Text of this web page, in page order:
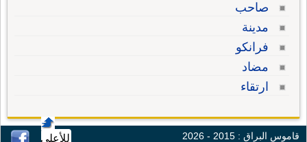
صاحب
مدينة
فرانكو
مضاد
ارتقاء
للأعلى قاموس البراق : 2015 - 2026